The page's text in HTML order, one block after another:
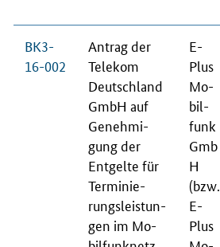
BK3-
16-002
An­trag der
Te­le­kom
Deutsch­land
GmbH auf
Ge­neh­mi­
gung der
Ent­gel­te für
Ter­mi­nie­
rungs­leis­tun­
gen im Mo­
E-
Plus
Mo­
bil­
funk
Gmb
H
(bzw.
E-
Plus